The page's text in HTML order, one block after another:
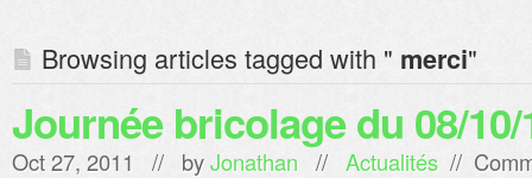
Browsing articles tagged with " merci"
Journée bricolage du 08/10/
Oct 27, 2011 // byJonathan // Actualités //